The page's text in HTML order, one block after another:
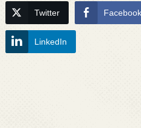
Twitter Facebook
LinkedIn